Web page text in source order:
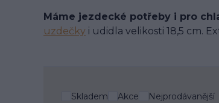
Máme jezdecké potřeby i pro
uzdečky i udidla velikosti 18,5 cm.
Skladem Akce Nejprodávanější